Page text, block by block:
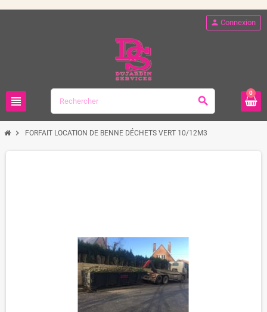
view_headline search
person Connexion
0
chevron_right FORFAIT LOCATION DE BENNE DÉCHETS VERT 10/12M3